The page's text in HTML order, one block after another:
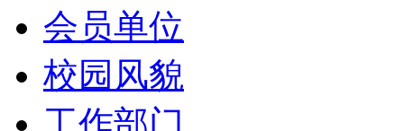
会员单位
校园风貌
工作部门